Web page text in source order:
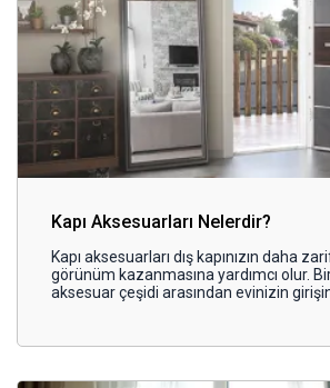
Kapı Aksesuarları Nelerdir?
Kapı aksesuarları dış kapınızın daha
görünüm kazanmasına yardımcı olur.
aksesuar çeşidi arasından evinizin